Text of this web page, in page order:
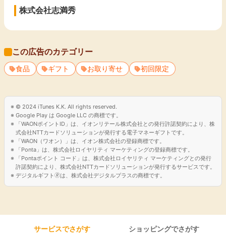
メ作品、
伊勢丹など大手デパートとのコラボ商品を多数展開したりと、
販売個数も右肩上がりで、話題性抜群です。
志満秀は他の様々な商品でも、 「クアトロえびチーズ」はリ
ピーターがかなり多く、
す。
◆こんな方にオススメ◆
・スイーツ、和菓子がお好きな方
・お子様から親御様へのギフト
・プレゼント・帰省のお土産
・手土産、差し入れ
・バレンタイン、ホワイトデー、母の日、父の日、お歳暮、お
株式会社志満秀
この広告のカテゴリー
食品 ギフト お取り寄せ 初回限定
© 2024 iTunes K.K. All rights reserved.
Google Play は Google LLC の商標です。
「WAONポイントID」は、イオンリテール株式会社との発行許諾契約により、株
式会社NTTカードソリューションが発行する電子マネーギフトです。
「WAON（ワオン）」は、イオン株式会社の登録商標です。
「Ponta」は、株式会社ロイヤリティ マーケティングの登録商標です。
「Pontaポイント コード」は、株式会社ロイヤリティ マーケティングとの発行
許諾契約により、株式会社NTTカードソリューションが発行するサービスです。
デジタルギフト🄬は、株式会社デジタルプラスの商標です。
サービスでさがす ショッピングでさがす